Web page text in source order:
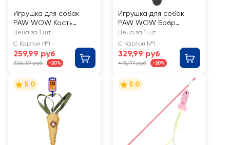
Игрушка для собак
PAW WOW Кость
резиновая под
лакомство
Цена за 1 шт
С Картой №1
259,99 руб
326,39 руб -20%
Игрушка для собак
PAW WOW Бобр
шуршащая с
пищалкой 36см
Цена за 1 шт
С Картой №1
329,99 руб
415,79 руб -20%
5.0 5.0